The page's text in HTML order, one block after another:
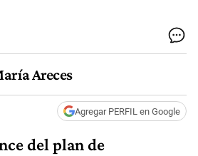
Areces
Agregar PERFIL en Google
del plan de